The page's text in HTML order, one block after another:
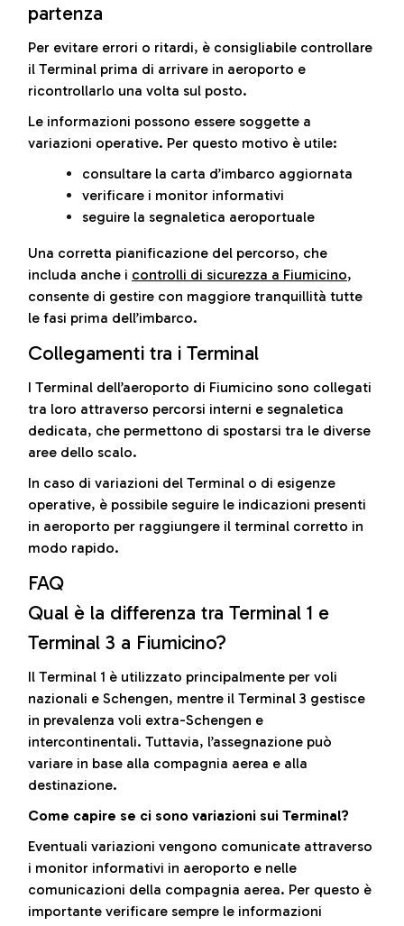
partenza
Per evitare errori o ritardi, è consigliabile controllare
il Terminal prima di arrivare in aeroporto e
ricontrollarlo una volta sul posto.
Le informazioni possono essere soggette a
variazioni operative. Per questo motivo è utile:
consultare la carta d’imbarco aggiornata
verificare i monitor informativi
seguire la segnaletica aeroportuale
Una corretta pianificazione del percorso, che
includa anche i controlli di sicurezza a Fiumicino,
consente di gestire con maggiore tranquillità tutte
le fasi prima dell’imbarco.
Collegamenti tra i Terminal
I Terminal dell’aeroporto di Fiumicino sono collegati
tra loro attraverso percorsi interni e segnaletica
dedicata, che permettono di spostarsi tra le diverse
aree dello scalo.
In caso di variazioni del Terminal o di esigenze
operative, è possibile seguire le indicazioni presenti
in aeroporto per raggiungere il terminal corretto in
modo rapido.
FAQ
Qual è la differenza tra Terminal 1 e
Terminal 3 a Fiumicino?
Il Terminal 1 è utilizzato principalmente per voli
nazionali e Schengen, mentre il Terminal 3 gestisce
in prevalenza voli extra-Schengen e
intercontinentali. Tuttavia, l’assegnazione può
variare in base alla compagnia aerea e alla
destinazione.
Come capire se ci sono variazioni sui Terminal?
Eventuali variazioni vengono comunicate attraverso
i monitor informativi in aeroporto e nelle
comunicazioni della compagnia aerea. Per questo è
importante verificare sempre le informazioni